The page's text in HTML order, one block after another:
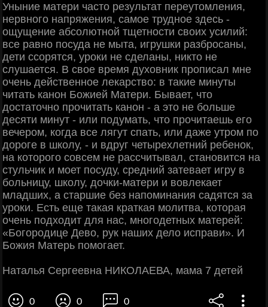
Уныние матери часто результат переутомления,
нервного напряжения, самое трудное здесь -
ощущение абсолютной тщетности своих усилий:
все равно посуда не мыта, игрушки разбросаны,
дети ссорятся, уроки не сделаны, никто не
слушается. В свое время духовник прописал мне
очень действенное лекарство: в такие минуты
читать канон Божией Матери. Бывает, что
достаточно прочитать канон - а это не больше
десяти минут - или подумать, что прочитаешь его
вечером, когда все лягут спать, или даже утром по
дороге в школу, - и вдруг четырехлетний ребенок,
на которого совсем не рассчитывал, становится на
стульчик и моет посуду, средний затевает игру в
больницу, школу, дочки-матери и вовлекает
младших, а старшие без напоминания садятся за
уроки. Есть еще такая краткая молитва, которая
очень подходит для нас, многодетных матерей:
«Богородице Дево, рук наших дело исправи». И
Божия Матерь помогает.
Наталья Сергеевна НИКОЛАЕВА, мама 7 детей
0 0 0